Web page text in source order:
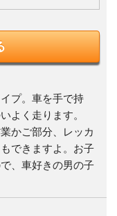
プ。車を手で持
よく走ります。
かご部分、レッカ
できますよ。お子
、車好きの男の子